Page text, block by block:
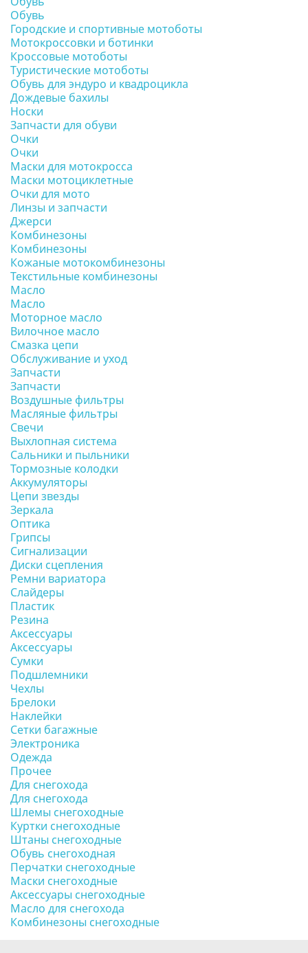
Обувь
Городские и спортивные мотоботы
Мотокроссовки и ботинки
Кроссовые мотоботы
Туристические мотоботы
Обувь для эндуро и квадроцикла
Дождевые бахилы
Носки
Запчасти для обуви
Очки
Очки
Маски для мотокросса
Маски мотоциклетные
Очки для мото
Линзы и запчасти
Джерси
Комбинезоны
Комбинезоны
Кожаные мотокомбинезоны
Текстильные комбинезоны
Масло
Масло
Моторное масло
Вилочное масло
Смазка цепи
Обслуживание и уход
Запчасти
Запчасти
Воздушные фильтры
Масляные фильтры
Свечи
Выхлопная система
Сальники и пыльники
Тормозные колодки
Аккумуляторы
Цепи звезды
Зеркала
Оптика
Грипсы
Сигнализации
Диски сцепления
Ремни вариатора
Слайдеры
Пластик
Резина
Аксессуары
Аксессуары
Сумки
Подшлемники
Чехлы
Брелоки
Наклейки
Сетки багажные
Электроника
Одежда
Прочее
Для снегохода
Для снегохода
Шлемы снегоходные
Куртки снегоходные
Штаны снегоходные
Обувь снегоходная
Перчатки снегоходные
Маски снегоходные
Аксессуары снегоходные
Масло для снегохода
Комбинезоны снегоходные